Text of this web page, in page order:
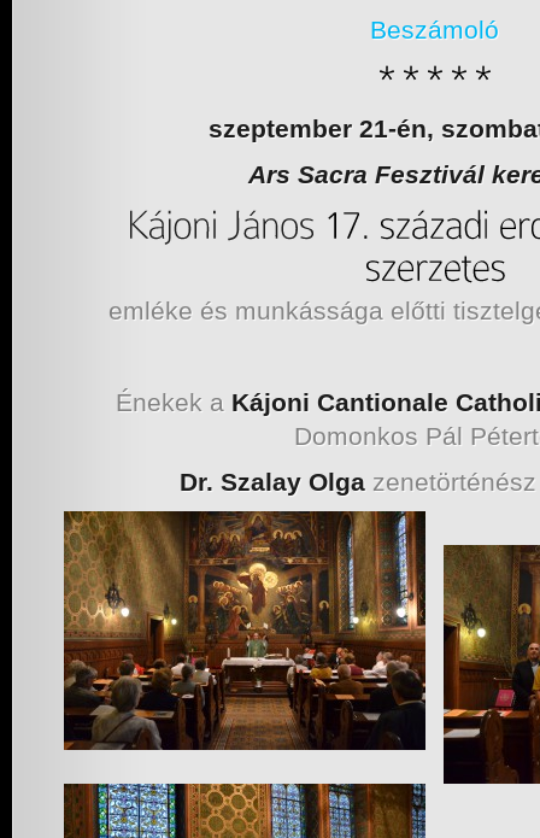
Beszámoló
szeptember 21-én,
Ars Sacra Fesztivál
emléke és munkássága előtti
Énekek a Kájoni Cantionale
Domonkos Pál
Dr. Szalay Olga